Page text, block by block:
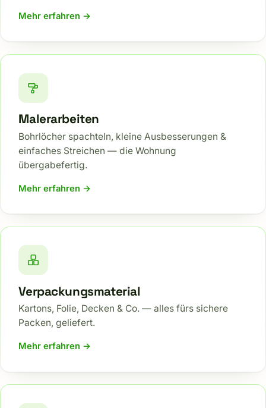
Mehr erfahren →
Malerarbeiten
Bohrlöcher spachteln, kleine Ausbesserungen &
einfaches Streichen — die Wohnung
übergabefertig.
Mehr erfahren →
Verpackungsmaterial
Kartons, Folie, Decken & Co. — alles fürs sichere
Packen, geliefert.
Mehr erfahren →